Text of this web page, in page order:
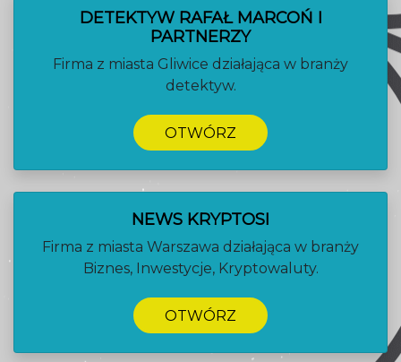
DETEKTYW RAFAŁ MARCOŃ I
PARTNERZY
Firma z miasta Gliwice działająca w branży
detektyw.
OTWÓRZ
NEWS KRYPTOSI
Firma z miasta Warszawa działająca w branży
Biznes, Inwestycje, Kryptowaluty.
OTWÓRZ